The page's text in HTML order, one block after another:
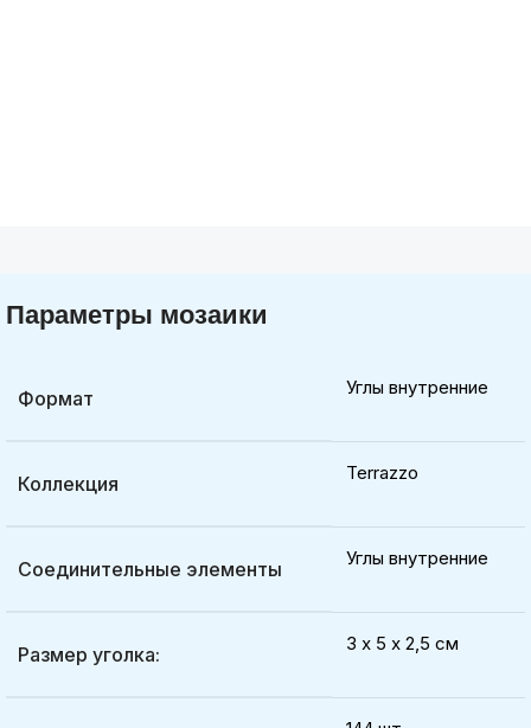
Параметры мозаики
Формат Углы внутренние
Коллекция Terrazzo
Соединительные элементы Углы внутренние
Размер уголка: 3 х 5 х 2,5 см